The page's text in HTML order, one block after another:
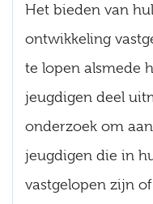
Het bieden van
ontwikkeling
te lopen alsmede
jeugdigen deel
onderzoek om
jeugdigen die in
vastgelopen zijn